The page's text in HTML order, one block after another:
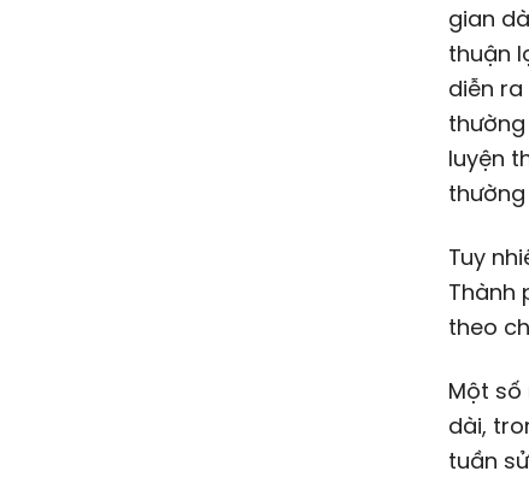
gian
thuận
diễn
luyện
Tuy
Thành
theo
Một
dài,
tuần